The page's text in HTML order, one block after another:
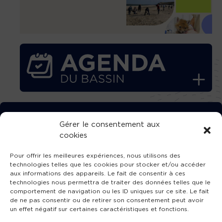
Gérer le consentement aux
cookies
Pour offrir les meilleures expériences, nous utilisons des
technologies telles que les cookies pour stocker et/ou accéder
aux informations des appareils. Le fait de consentir à ces
technologies nous permettra de traiter des données telles que le
comportement de navigation ou les ID uniques sur ce site. Le fait
de ne pas consentir ou de retirer son consentement peut avoir
un effet négatif sur certaines caractéristiques et fonctions.
TÉLÉCHARGEZ GRATUITEMENT
L’APPLICATION TVBA !
SUIVEZ-NOUS !